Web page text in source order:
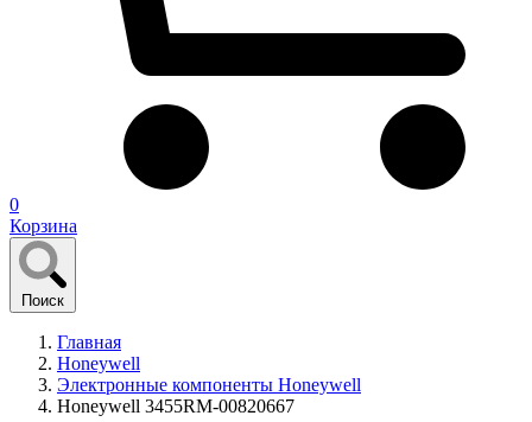
0
Корзина
Поиск
Главная
Honeywell
Электронные компоненты Honeywell
Honeywell 3455RM-00820667